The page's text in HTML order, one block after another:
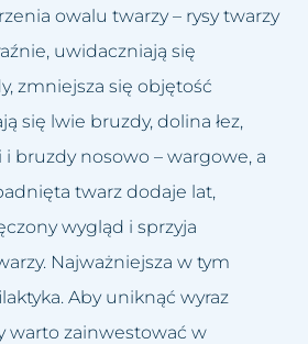
owalu twarzy – rysy twarzy
uwidaczniają się
zmniejsza się objętość
się lwie bruzdy, dolina łez,
bruzdy nosowo – wargowe, a
twarz dodaje lat,
wygląd i sprzyja
Najważniejsza w tym
Aby uniknąć wyraz
warto zainwestować w